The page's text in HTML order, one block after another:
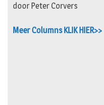
door Peter Corvers
Meer Columns KLIK HIER>>